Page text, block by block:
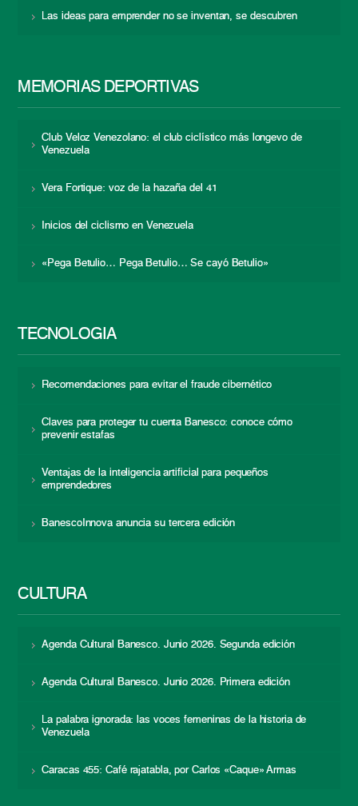
Las ideas para emprender no se inventan, se descubren
MEMORIAS DEPORTIVAS
Club Veloz Venezolano: el club ciclístico más longevo de
Venezuela
Vera Fortique: voz de la hazaña del 41
Inicios del ciclismo en Venezuela
«Pega Betulio… Pega Betulio… Se cayó Betulio»
TECNOLOGÍA
Recomendaciones para evitar el fraude cibernético
Claves para proteger tu cuenta Banesco: conoce cómo
prevenir estafas
Ventajas de la inteligencia artificial para pequeños
emprendedores
BanescoInnova anuncia su tercera edición
CULTURA
Agenda Cultural Banesco. Junio 2026. Segunda edición
Agenda Cultural Banesco. Junio 2026. Primera edición
La palabra ignorada: las voces femeninas de la historia de
Venezuela
Caracas 455: Café rajatabla, por Carlos «Caque» Armas